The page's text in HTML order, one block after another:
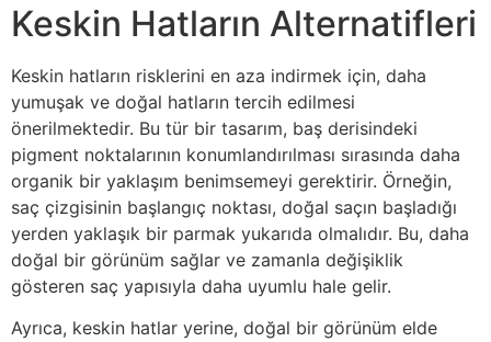
Keskin Hatların Alternatifleri
Keskin hatların risklerini en aza indirmek için, daha
yumuşak ve doğal hatların tercih edilmesi
önerilmektedir. Bu tür bir tasarım, baş derisindeki
pigment noktalarının konumlandırılması sırasında daha
organik bir yaklaşım benimsemeyi gerektirir. Örneğin,
saç çizgisinin başlangıç noktası, doğal saçın başladığı
yerden yaklaşık bir parmak yukarıda olmalıdır. Bu, daha
doğal bir görünüm sağlar ve zamanla değişiklik
gösteren saç yapısıyla daha uyumlu hale gelir.
Ayrıca, keskin hatlar yerine, doğal bir görünüm elde